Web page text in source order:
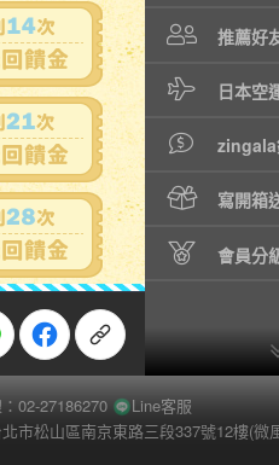
推薦好
日本空
zingala
寫開箱
會員分
我們
02-27186270
Line客服
市松山區南京東路三段337號12樓(微